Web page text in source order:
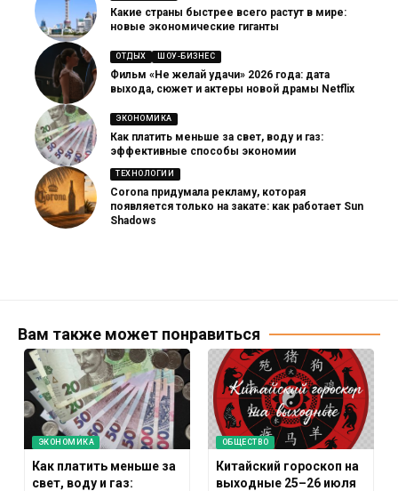
Какие страны быстрее всего растут в мире:
новые экономические гиганты
ОТДЫХ ШОУ-БИЗНЕС
Фильм «Не желай удачи» 2026 года: дата
выхода, сюжет и актеры новой драмы Netflix
ЭКОНОМИКА
Как платить меньше за свет, воду и газ:
эффективные способы экономии
ТЕХНОЛОГИИ
Corona придумала рекламу, которая
появляется только на закате: как работает Sun
Shadows
Вам также может понравиться
ЭКОНОМИКА
Как платить меньше за
свет, воду и газ:
ОБЩЕСТВО
Китайский гороскоп на
выходные 25–26 июля